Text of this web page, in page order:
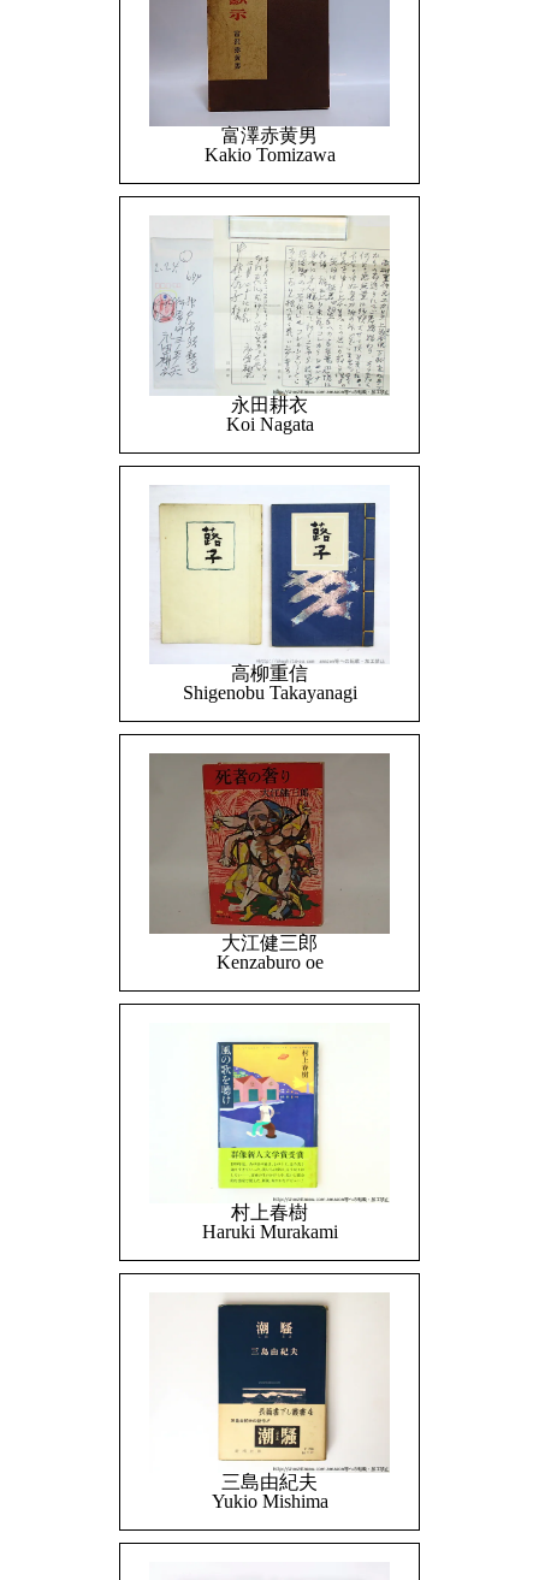
富澤赤黄男
Kakio Tomizawa
永田耕衣
Koi Nagata
高柳重信
Shigenobu Takayanagi
大江健三郎
Kenzaburo oe
村上春樹
Haruki Murakami
三島由紀夫
Yukio Mishima